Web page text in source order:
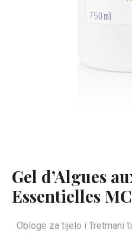
Gel d’Algues
Essentielles
Obloge za tijelo i Tretmani